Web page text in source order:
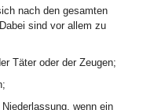
nach den gesamten
Dabei sind vor allem zu
Täter oder der Zeugen;
wenn ein